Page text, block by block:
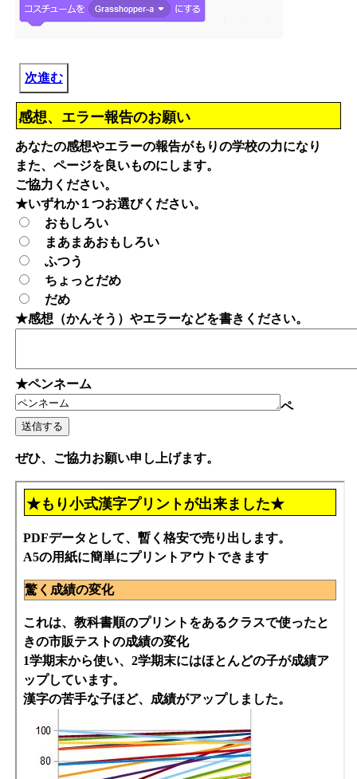
次進む
感想、エラー報告のお願い
あなたの感想やエラーの報告がもりの学校の力になり
また、ページを良いものにします。
ご協力ください。
★いずれか１つお選びください。
おもしろい
まあまあおもしろい
ふつう
ちょっとだめ
だめ
★感想（かんそう）やエラーなどを書きください。
★ペンネーム
ペ
ぜひ、ご協力お願い申し上げます。